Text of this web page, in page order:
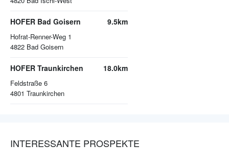
HOFER Bad Goisern
Hofrat-Renner-Weg 1
4822 Bad Goisern
9.5km
HOFER Traunkirchen
Feldstraße 6
4801 Traunkirchen
18.0km
INTERESSANTE PROSPEKTE